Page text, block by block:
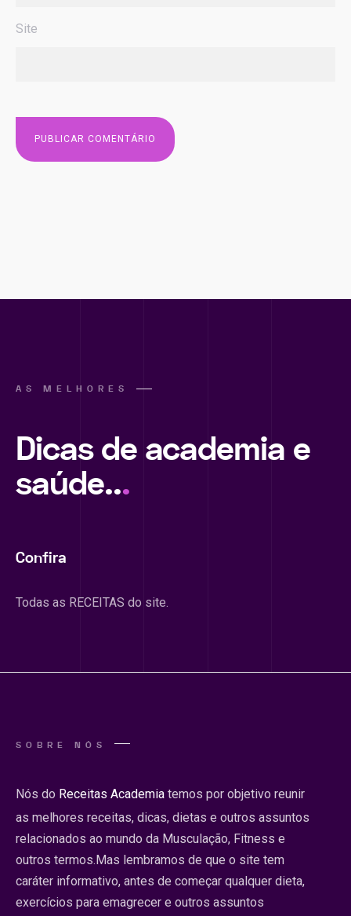
Site
AS MELHORES
Dicas de academia e
saúde...
Confira
Todas as RECEITAS do site.
SOBRE NÓS
Nós do Receitas Academia temos por objetivo reunir
as melhores receitas, dicas, dietas e outros assuntos
relacionados ao mundo da Musculação, Fitness e
outros termos.Mas lembramos de que o site tem
caráter informativo, antes de começar qualquer dieta,
exercícios para emagrecer e outros assuntos